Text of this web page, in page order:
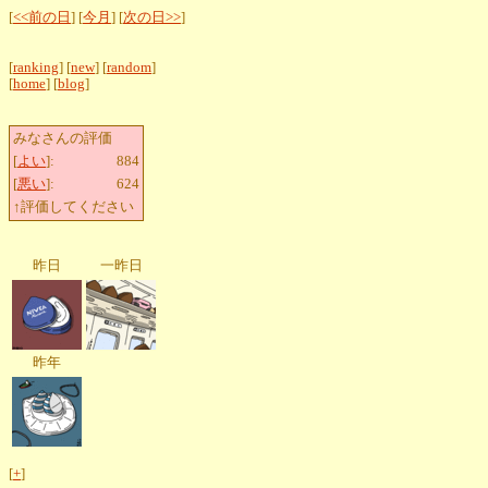
[<<前の日 ] [今月 ] [次の日>>]
[ranking] [new] [random]
[home] [blog]
みなさんの評価
[よい]:
884
[悪い]:
624
↑評価してください
昨日 一昨日
昨年
[+]